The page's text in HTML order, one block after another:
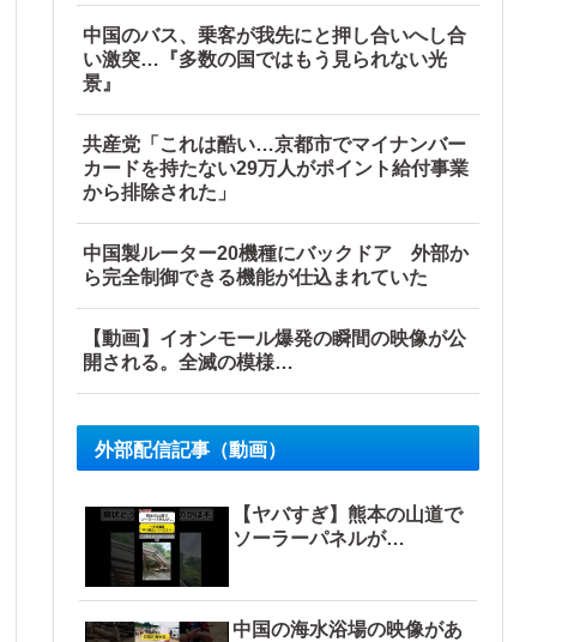
中国のバス、乗客が我先にと押し合いへし合
い激突…『多数の国ではもう見られない光
景』
共産党「これは酷い…京都市でマイナンバー
カードを持たない29万人がポイント給付事業
から排除された」
中国製ルーター20機種にバックドア 外部か
ら完全制御できる機能が仕込まれていた
【動画】イオンモール爆発の瞬間の映像が公
開される。全滅の模様…
外部配信記事（動画）
【ヤバすぎ】熊本の山道で
ソーラーパネルが…
中国の海水浴場の映像があ